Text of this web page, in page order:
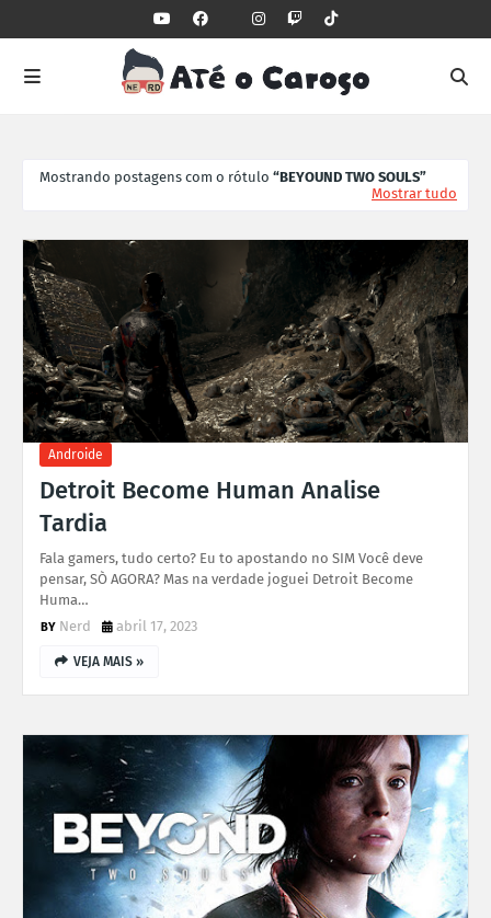
Mostrando postagens com o rótulo
BEYOUND TWO SOULS
Mostrar tudo
Androide
Detroit Become Human Analise
Tardia
Fala gamers, tudo certo? Eu to apostando no SIM Você deve
pensar, SÒ AGORA? Mas na verdade joguei Detroit Become
Huma…
Nerd
abril 17, 2023
VEJA MAIS »